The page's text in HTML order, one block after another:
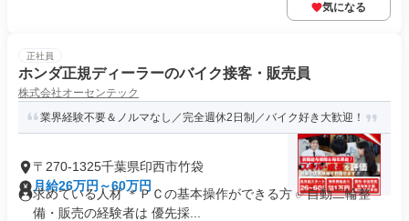
気になる
正社員
ホンダ正規ディーラーのバイク接客・販売員
株式会社オーセンテック
業界経験不要＆ノルマなし／完全週休2日制／バイク好き大歓迎！
〒270-1325千葉県印西市竹袋
月給26万円～60万円
求めている人材 ＊ＰＣの基本操作ができる方 ✅自動二輪整
備・販売の経験者は 優先採...